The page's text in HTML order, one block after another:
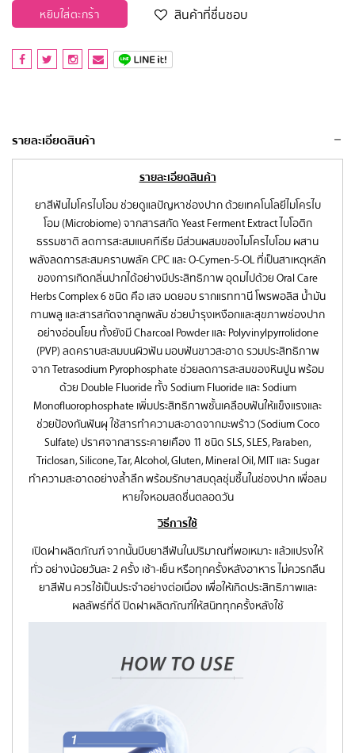
หยิบใส่ตะกร้า สินค้าที่ชื่นชอบ
รายละเอียดสินค้า
รายละเอียดสินค้า
ยาสีฟันไมโครไบโอม ช่วยดูแลปัญหาช่องปาก ด้วยเทคโนโลยีไมโครไบ
โอม (Microbiome) จากสารสกัด Yeast Ferment Extract ไบโอติก
ธรรมชาติ ลดการสะสมแบคทีเรีย มีส่วนผสมของไมโครไบโอม ผสาน
พลังลดการสะสมคราบพลัค CPC และ O-Cymen-5-OL ที่เป็นสาเหตุหลัก
ของการเกิดกลิ่นปากได้อย่างมีประสิทธิภาพ อุดมไปด้วย Oral Care
Herbs Complex 6 ชนิด คือ เสจ มดยอบ รากแรททานี โพรพอลิส น้ำมัน
กานพลู และสารสกัดจากลูกพลับ ช่วยบำรุงเหงือกและสุขภาพช่องปาก
อย่างอ่อนโยน ทั้งยังมี Charcoal Powder และ Polyvinylpyrrolidone
(PVP) ลดคราบสะสมบนผิวฟัน มอบฟันขาวสะอาด รวมประสิทธิภาพ
จาก Tetrasodium Pyrophosphate ช่วยลดการสะสมของหินปูน พร้อม
ด้วย Double Fluoride ทั้ง Sodium Fluoride และ Sodium
Monofluorophosphate เพิ่มประสิทธิภาพชั้นเคลือบฟันให้แข็งแรงและ
ช่วยป้องกันฟันผุ ใช้สารทำความสะอาดจากมะพร้าว (Sodium Coco
Sulfate) ปราศจากสารระคายเคือง 11 ชนิด SLS, SLES, Paraben,
Triclosan, Silicone, Tar, Alcohol, Gluten, Mineral Oil, MIT และ Sugar
ทำความสะอาดอย่างล้ำลึก พร้อมรักษาสมดุลชุ่มชื้นในช่องปาก เพื่อลม
หายใจหอมสดชื่นตลอดวัน
วิธีการใช้
เปิดฝาผลิตภัณฑ์ จากนั้นบีบยาสีฟันในปริมาณที่พอเหมาะ แล้วแปรงให้
ทั่ว อย่างน้อยวันละ 2 ครั้ง เช้า-เย็น หรือทุกครั้งหลังอาหาร ไม่ควรกลืน
ยาสีฟัน ควรใช้เป็นประจำอย่างต่อเนื่อง เพื่อให้เกิดประสิทธิภาพและ
ผลลัพธ์ที่ดี ปิดฝาผลิตภัณฑ์ให้สนิททุกครั้งหลังใช้